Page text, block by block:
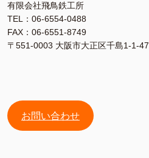
有限会社飛鳥鉄工所
TEL：06-6554-0488
FAX：06-6551-8749
〒551-0003 大阪市大正区千島1-1-47
お問い合わせ